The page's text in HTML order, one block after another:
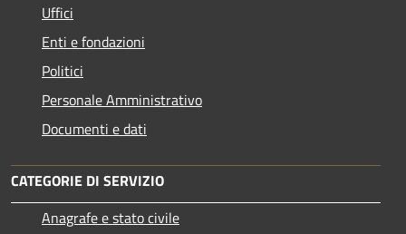
Uffici
Enti e fondazioni
Politici
Personale Amministrativo
Documenti e dati
CATEGORIE DI SERVIZIO
Anagrafe e stato civile